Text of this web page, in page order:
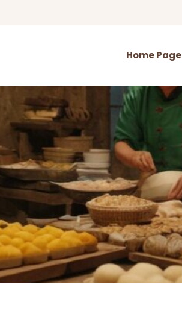
Home Page